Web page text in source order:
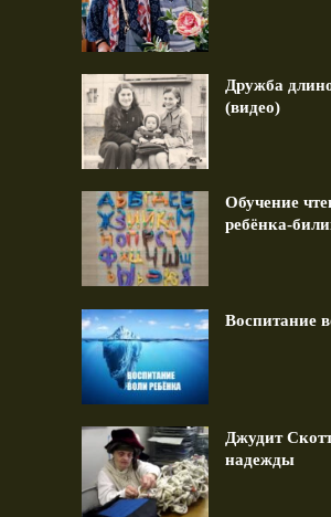
Дружба
(видео)
Обучение
ребёнка-
Воспитание
Джудит
надежды